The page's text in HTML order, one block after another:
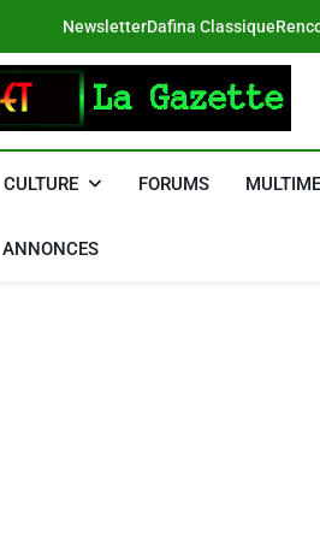
NewsletterDafina Classique
CULTURE FORUMS
ANNONCES